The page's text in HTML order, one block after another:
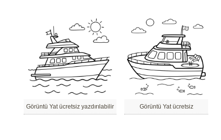
Görüntü Yat ücretsiz yazdırılabilir Görüntü Yat ücretsiz